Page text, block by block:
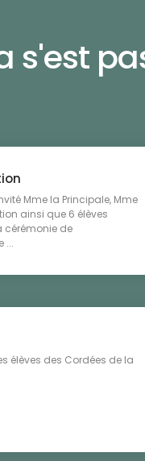
s'est
Mme la Principale, Mme
ainsi que 6 élèves
cérémonie de
...
élèves des Cordées de la